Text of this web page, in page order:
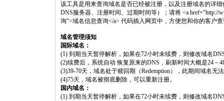
该工具是用来查询域名是否已经被注册，以及注册域名的详
DNS服务器、注册时间、过期时间等）；请将 <a href="http://
询">域名信息查询</a> 代码插入网页中，方便您和你的客户
域名管理须知
国际域名：
(1) 到期当天暂停解析，如果在72小时未续费，则修改域名
(2)续费后，系统自动 恢复原来的DNS，刷新时间大概是24－
(3)39-70天，域名处于赎回期（Redemption），此期间域名无
(4)75天，域名被彻底删除，可以重新注册。
国内域名：
(1) 到期当天暂停解析，如果在72小时未续费，则修改域名